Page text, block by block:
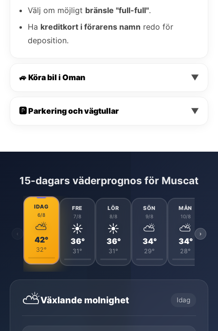
Välj om möjligt bränsle "full-full".
Ha kreditkort i förarens namn redo för
deposition.
🚙 Köra bil i Oman ▼
🅿️ Parkering och vägtullar ▼
15-dagars väderprognos för Muscat
‹
IDAG
6/8
⛅
42°
32°
FRE
7/8
☀️
36°
31°
LÖR
8/8
☀️
36°
31°
SÖN
9/8
⛅
34°
29°
MÅN
10/8
⛅
34°
28°
›
⛅Växlande molnighet Idag